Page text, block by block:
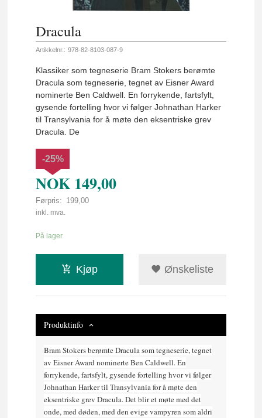
Dracula
Artikkelnr.: 978-82-8103-087-9
Klassiker som tegneserie Bram Stokers berømte
Dracula som tegneserie, tegnet av Eisner Award
nominerte Ben Caldwell. En forrykende, fartsfylt,
gysende fortelling hvor vi følger Johnathan Harker
til Transylvania for å møte den eksentriske grev
Dracula. De
NOK 149,00
Førpris: 199,00
Rabatt
-25%
inkl. mva.
På lager
Kjøp Ønskeliste
Produktinfo
Bram Stokers berømte Dracula som tegneserie, tegnet
av Eisner Award nominerte Ben Caldwell. En
forrykende, fartsfylt, gysende fortelling hvor vi følger
Johnathan Harker til Transylvania for å møte den
eksentriske grev Dracula. Det blir et møte med det
onde, med døden, med den evige vampyren som aldri